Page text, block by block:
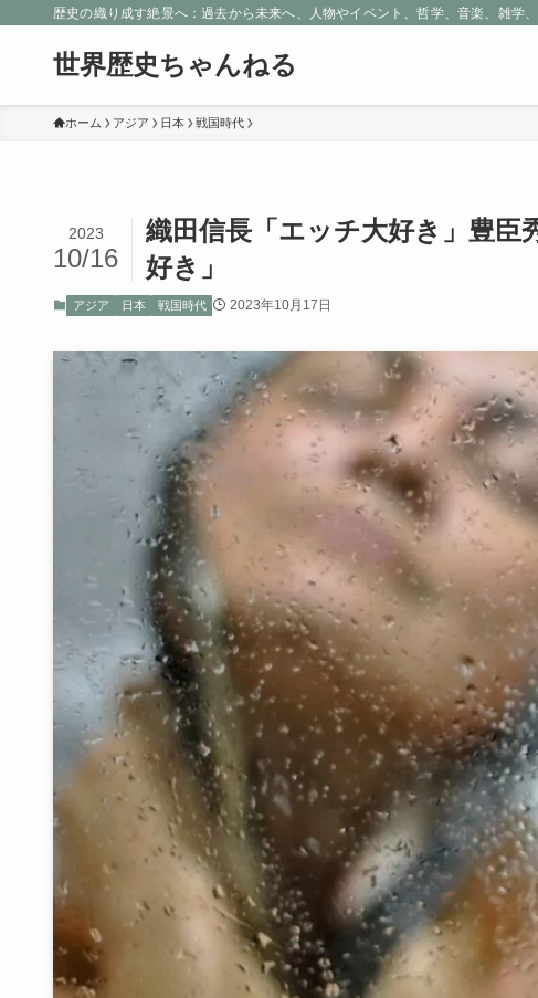
歴史の織り成す絶景へ：過去から未来へ、人物やイベント、哲学、音楽、雑学
世界歴史ちゃんねる
ホーム アジア 日本 戦国時代
織田信長「エッチ大好き」豊臣
好き」
2023
10/16
アジア 日本 戦国時代 2023年10月17日